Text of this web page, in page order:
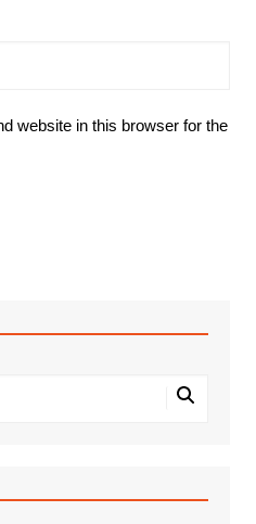
website in this browser for the